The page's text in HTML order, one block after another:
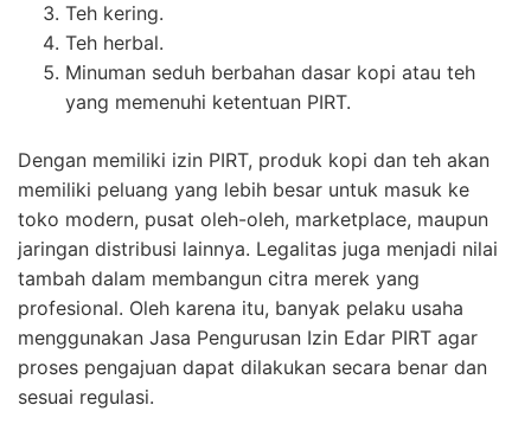
Teh kering.
Teh herbal.
Minuman seduh berbahan dasar kopi atau teh
yang memenuhi ketentuan PIRT.
Dengan memiliki izin PIRT, produk kopi dan teh akan
memiliki peluang yang lebih besar untuk masuk ke
toko modern, pusat oleh-oleh, marketplace, maupun
jaringan distribusi lainnya. Legalitas juga menjadi nilai
tambah dalam membangun citra merek yang
profesional. Oleh karena itu, banyak pelaku usaha
menggunakan Jasa Pengurusan Izin Edar PIRT agar
proses pengajuan dapat dilakukan secara benar dan
sesuai regulasi.